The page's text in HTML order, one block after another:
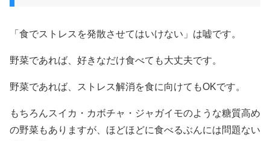
「食でストレスを発散させてはいけない」は嘘です。
野菜であれば、好きなだけ食べても大丈夫です。
野菜であれば、ストレス解消を食に向けてもOKです。
もちろんスイカ・カボチャ・ジャガイモのような糖質高め
の野菜もありますが、ほどほどに食べるぶんには問題ない